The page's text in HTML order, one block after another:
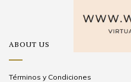
ABOUT US
Términos y Condiciones